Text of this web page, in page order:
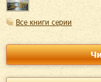
Все книги серии